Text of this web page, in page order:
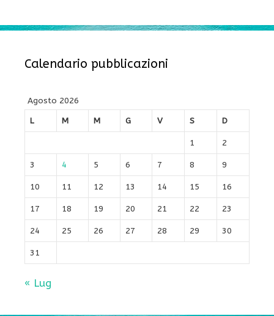
Calendario pubblicazioni
Agosto 2026
L
M M G V S D
1 2
3 4 5 6 7 8 9
10 11 12 13 14 15 16
17 18 19 20 21 22 23
24 25 26 27 28 29 30
31
« Lug